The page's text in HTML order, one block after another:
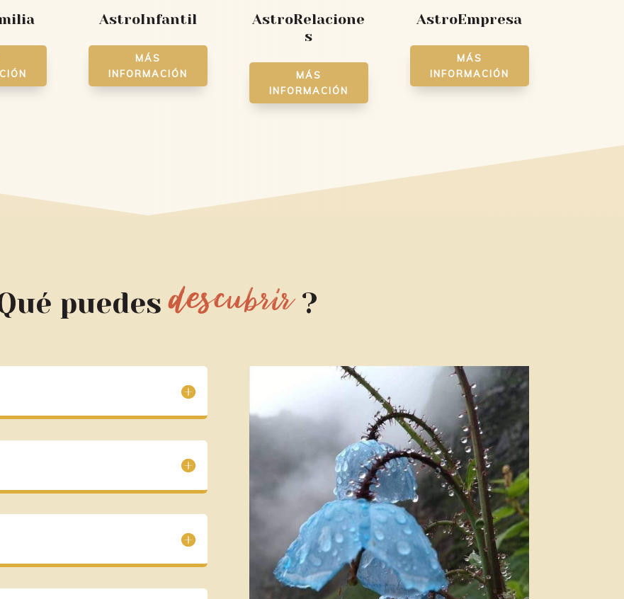
AstroInfantil
MÁS
INFORMACIÓN
AstroRelacione
s
MÁS
INFORMACIÓN
AstroEmpresa
MÁS
INFORMACIÓN
puedes descubrir ?